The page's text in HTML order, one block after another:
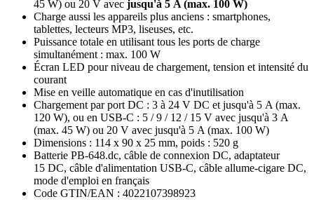
45 W) ou 20 V avec jusqu'à 5 A (max. 100 W)
Charge aussi les appareils plus anciens : smartphones,
tablettes, lecteurs MP3, liseuses, etc.
Puissance totale en utilisant tous les ports de charge
simultanément : max. 100 W
Écran LED pour niveau de chargement, tension et intensité du
courant
Mise en veille automatique en cas d'inutilisation
Chargement par port DC : 3 à 24 V DC et jusqu'à 5 A (max.
120 W), ou en USB-C : 5 / 9 / 12 / 15 V avec jusqu'à 3 A
(max. 45 W) ou 20 V avec jusqu'à 5 A (max. 100 W)
Dimensions : 114 x 90 x 25 mm, poids : 520 g
Batterie PB-648.dc, câble de connexion DC, adaptateur
15 DC, câble d'alimentation USB-C, câble allume-cigare DC,
mode d'emploi en français
Code GTIN/EAN : 4022107398923